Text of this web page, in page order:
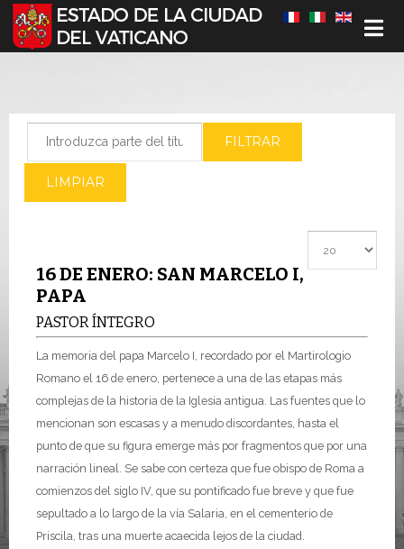
Seleccione su idioma
FILTRAR
LIMPIAR
16 DE ENERO: SAN MARCELO I,
PAPA
PASTOR ÍNTEGRO
La memoria del papa Marcelo I, recordado por el Martirologio
Romano el 16 de enero, pertenece a una de las etapas más
complejas de la historia de la Iglesia antigua. Las fuentes que lo
mencionan son escasas y a menudo discordantes, hasta el
punto de que su figura emerge más por fragmentos que por una
narración lineal. Se sabe con certeza que fue obispo de Roma a
comienzos del siglo IV, que su pontificado fue breve y que fue
sepultado a lo largo de la vía Salaria, en el cementerio de
Priscila, tras una muerte acaecida lejos de la ciudad.